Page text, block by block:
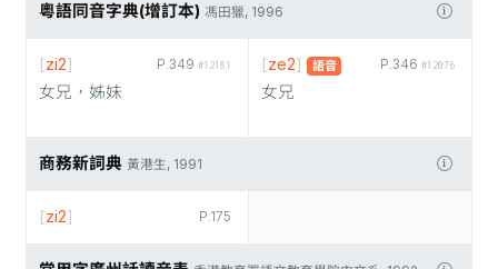
粵語同音字典(增訂本) 馮田獵, 1996
P.349 #12181
[zi2]
女兄，姊妹
P.346 #12076
[ze2] 語音
女兄
商務新詞典 黃港生, 1991
P.175
[zi2]